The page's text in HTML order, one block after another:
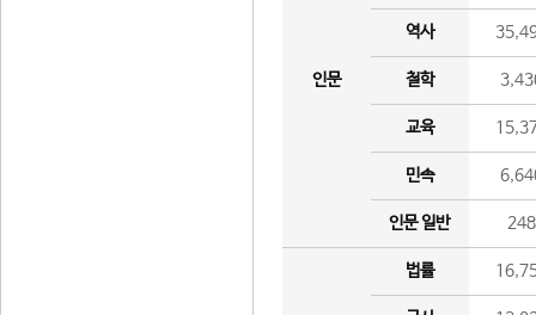
인문
역사
철학
교육
민속
인문 일반 248
법률